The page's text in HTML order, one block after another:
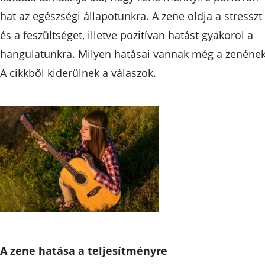
hat az egészségi állapotunkra. A zene oldja a stresszt
és a feszültséget, illetve pozitívan hatást gyakorol a
hangulatunkra. Milyen hatásai vannak még a
A cikkből kiderülnek a válaszok.
A zene hatása a teljesítményre